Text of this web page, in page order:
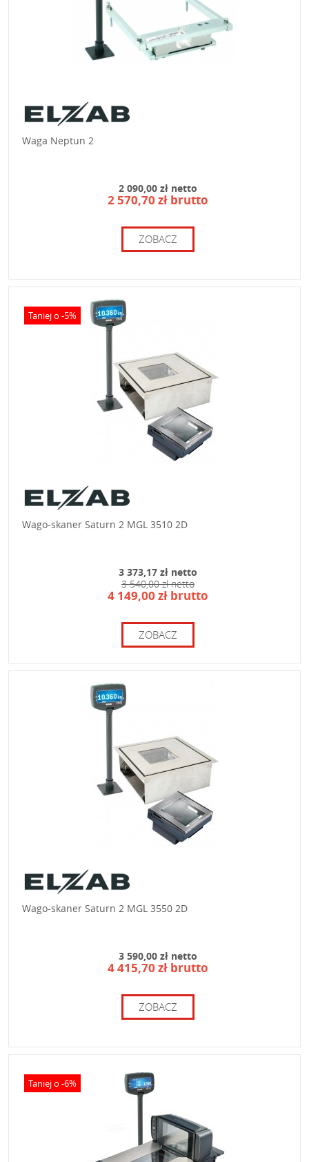
Waga Neptun 2
2 090,00 zł netto
2 570,70 zł brutto
ZOBACZ
Taniej o -5%
Wago-skaner Saturn 2 MGL 3510 2D
3 373,17 zł netto
3 540,00 zł netto
4 149,00 zł brutto
ZOBACZ
Wago-skaner Saturn 2 MGL 3550 2D
3 590,00 zł netto
4 415,70 zł brutto
ZOBACZ
Taniej o -6%